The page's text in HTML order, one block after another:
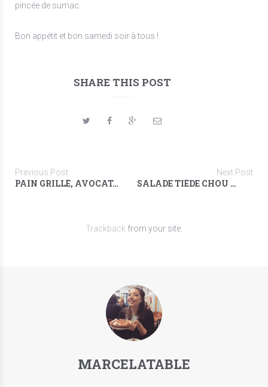
pincée de sumac.
Bon appétit et bon samedi soir à tous !
SHARE THIS POST
Previous Post
PAIN GRILLÉ, AVOCAT, KIWI & ANCHOIS
Next Post
SALADE TIÈDE CHOU KALE, BROCOLIS & KAKI
Trackback from your site.
MARCELATABLE